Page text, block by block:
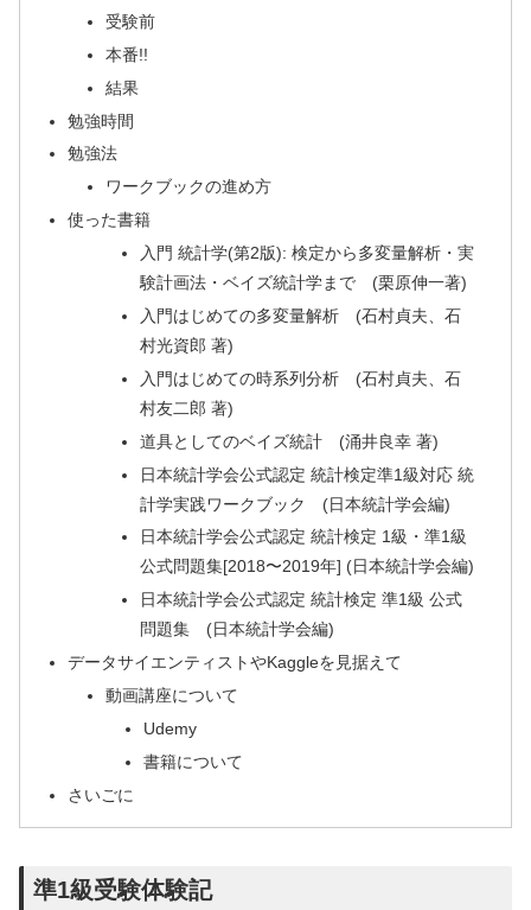
受験前
本番!!
結果
勉強時間
勉強法
ワークブックの進め方
使った書籍
入門 統計学(第2版): 検定から多変量解析・実
験計画法・ベイズ統計学まで (栗原伸一著)
入門はじめての多変量解析 (石村貞夫、石
村光資郎 著)
入門はじめての時系列分析 (石村貞夫、石
村友二郎 著)
道具としてのベイズ統計 (涌井良幸 著)
日本統計学会公式認定 統計検定準1級対応 統
計学実践ワークブック (日本統計学会編)
日本統計学会公式認定 統計検定 1級・準1級
公式問題集[2018〜2019年] (日本統計学会編)
日本統計学会公式認定 統計検定 準1級 公式
問題集 (日本統計学会編)
データサイエンティストやKaggleを見据えて
動画講座について
Udemy
書籍について
さいごに
準1級受験体験記